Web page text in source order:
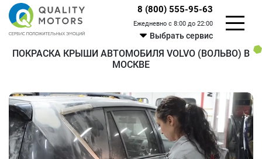
8 (800) 555-95-63
Ежедневно с 8:00 до 22:00
Выбрать сервис
ПОКРАСКА КРЫШИ АВТОМОБИЛЯ VOLVO (ВОЛЬВО) В
МОСКВЕ